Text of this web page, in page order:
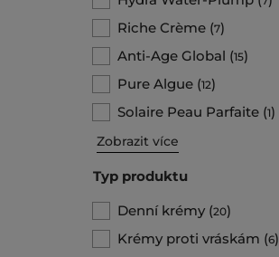
Riche Crème (7)
Anti-Age Global (15)
Pure Algue (12)
Solaire Peau Parfaite (1)
Zobrazit více
Typ produktu
Denní krémy (20)
Krémy proti vráskám (6)